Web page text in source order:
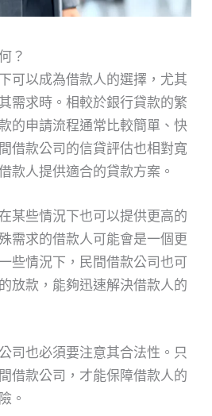
？
可以成為借款人的選擇，尤其
需求時。相較於銀行貸款的繁
的申請流程通常比較簡單、快
借款公司的信貸評估也相對寬
款人提供適合的貸款方案。
某些情況下也可以提供更高的
需求的借款人可能會是一個更
些情況下，民間借款公司也可
放款，能夠迅速解決借款人的
司也必須要注意其合法性。只
借款公司，才能保障借款人的
。